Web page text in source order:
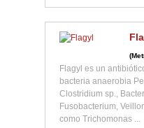
Flagyl es un
bacteria anaerobia
Clostridium sp.,
Fusobacterium,
como Trichomonas ...